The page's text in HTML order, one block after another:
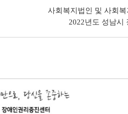
사회복지법인 및 사회
2022년도 성남시